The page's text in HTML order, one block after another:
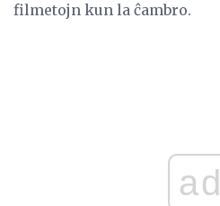
filmetojn kun la ĉambro.
ad